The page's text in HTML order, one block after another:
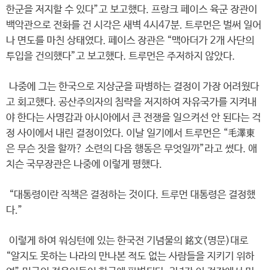
한군을 저지할 수 있다”고 보고했다. 프랑크 페이스 육군 장관이
백악관으로 전화를 건 시각은 새벽 4시47분. 트루먼은 벌써 일어
나 면도를 마친 상태였다. 페이스 장관은 “맥아더가 2개 사단의
투입을 건의했다”고 보고했다. 트루먼은 주저하지 않았다.
나중에 그는 한국으로 지상군을 파병하는 결정이 가장 어려웠다
고 회고했다. 공산주의자의 침략을 저지하여 자유국가를 지켜내
야 한다는 사명감과 아시아에서 큰 전쟁을 일으켜선 안 된다는 걱
정 사이에서 내린 결정이었다. 이날 일기에서 트루먼은 “毛澤東
은 무슨 짓을 할까? 소련의 다음 행동은 무엇일까”라고 썼다. 애
치슨 국무장관은 나중에 이렇게 평했다.
“대통령이란 직책은 결정하는 것이다. 트루먼 대통령은 결정했
다.”
이렇게 하여 워싱턴에 있는 한국전 기념물의 銘文(명문)대로
“알지도 못하는 나라의 만나본 적도 없는 사람들을 지키기 위하